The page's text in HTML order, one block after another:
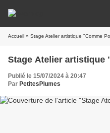
Accueil » Stage Atelier artistique "Comme
Stage Atelier artistique
Publié le 15/07/2024 à 20:47
Par PetitesPlumes